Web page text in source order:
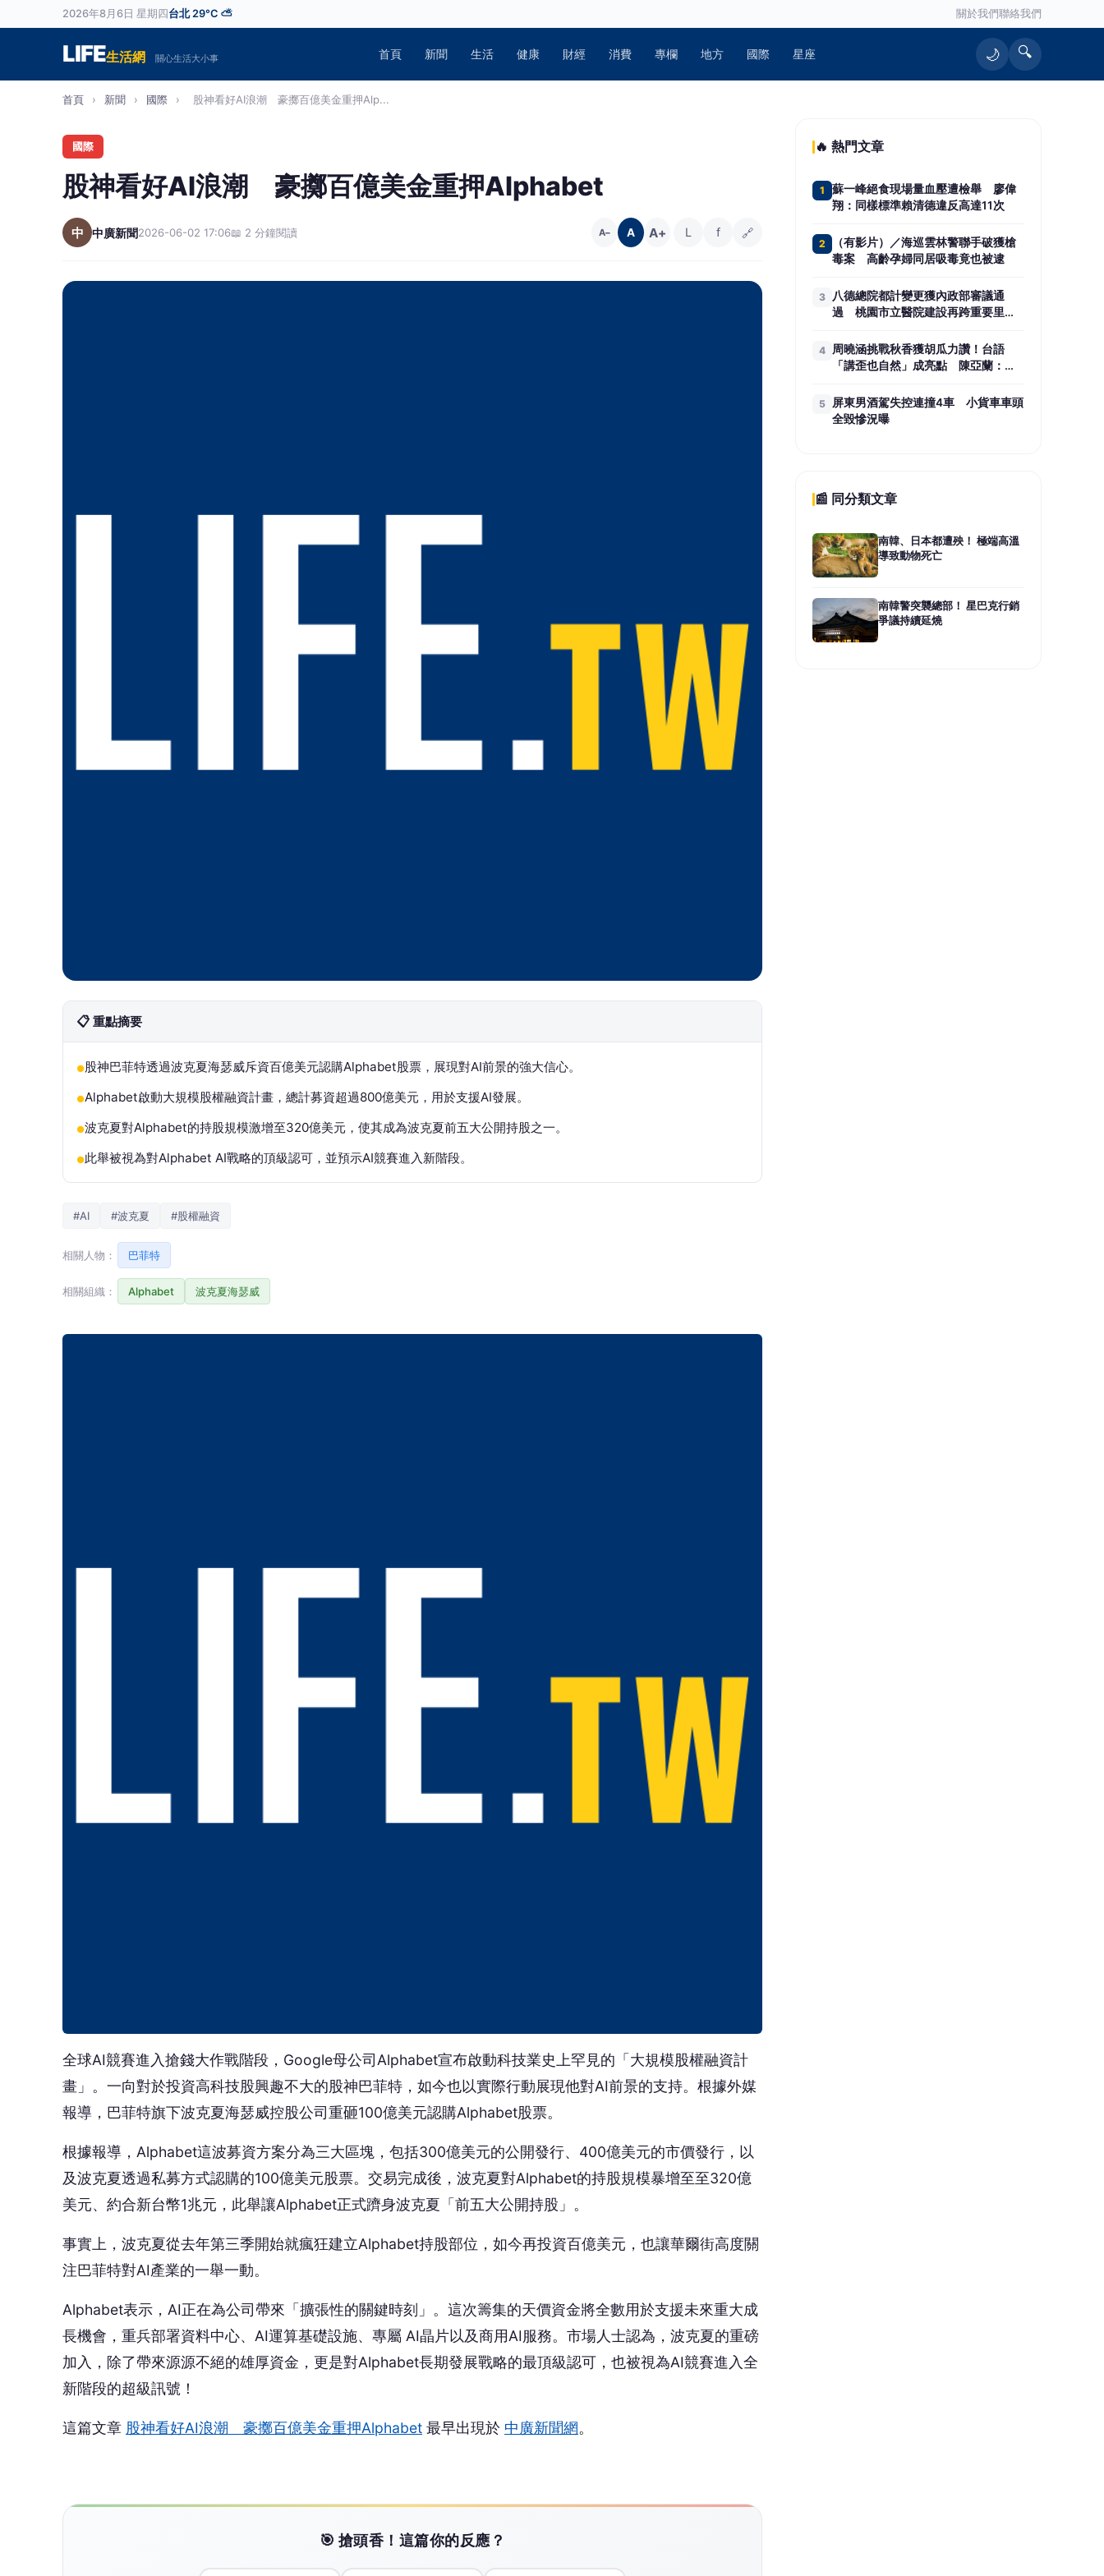
2026年8月6日 星期四 台北 29°C ⛅ 關於我們聯絡我們
LIFE生活網 關心生活大小事 首頁 新聞 生活 健康 財經 消費 專欄 地方 國際 星座 🌙 🔍
首頁 › 新聞 › 國際 › 股神看好AI浪潮 豪擲百億美金重押Alp...
國際
股神看好AI浪潮 豪擲百億美金重押Alphabet
中 中廣新聞2026-06-02 17:06📖 2 分鐘閱讀 A− A A+ L f 🔗
📋 重點摘要
●股神巴菲特透過波克夏海瑟威斥資百億美元認購Alphabet股票，展現對AI前景的強大信心。
●Alphabet啟動大規模股權融資計畫，總計募資超過800億美元，用於支援AI發展。
●波克夏對Alphabet的持股規模激增至320億美元，使其成為波克夏前五大公開持股之一。
●此舉被視為對Alphabet AI戰略的頂級認可，並預示AI競賽進入新階段。
#AI #波克夏 #股權融資
相關人物： 巴菲特
相關組織： Alphabet 波克夏海瑟威
全球AI競賽進入搶錢大作戰階段，Google母公司Alphabet宣布啟動科技業史上罕見的「大規模股權融資計
畫」。一向對於投資高科技股興趣不大的股神巴菲特，如今也以實際行動展現他對AI前景的支持。根據外媒
報導，巴菲特旗下波克夏海瑟威控股公司重砸100億美元認購Alphabet股票。
根據報導，Alphabet這波募資方案分為三大區塊，包括300億美元的公開發行、400億美元的市價發行，以
及波克夏透過私募方式認購的100億美元股票。交易完成後，波克夏對Alphabet的持股規模暴增至至320億
美元、約合新台幣1兆元，此舉讓Alphabet正式躋身波克夏「前五大公開持股」。
事實上，波克夏從去年第三季開始就瘋狂建立Alphabet持股部位，如今再投資百億美元，也讓華爾街高度關
注巴菲特對AI產業的一舉一動。
Alphabet表示，AI正在為公司帶來「擴張性的關鍵時刻」。這次籌集的天價資金將全數用於支援未來重大成
長機會，重兵部署資料中心、AI運算基礎設施、專屬 AI晶片以及商用AI服務。市場人士認為，波克夏的重磅
加入，除了帶來源源不絕的雄厚資金，更是對Alphabet長期發展戰略的最頂級認可，也被視為AI競賽進入全
新階段的超級訊號！
這篇文章 股神看好AI浪潮 豪擲百億美金重押Alphabet 最早出現於 中廣新聞網。
🎯 搶頭香！這篇你的反應？
🔥 熱門文章
1
蘇一峰絕食現場量血壓遭檢舉 廖偉
翔：同樣標準賴清德違反高達11次
2
（有影片）／海巡雲林警聯手破獲槍
毒案 高齡孕婦同居吸毒竟也被逮
3
八德總院都計變更獲內政部審議通
過 桃園市立醫院建設再跨重要里程
4 周曉涵挑戰秋香獲胡瓜力讚！台語
「講歪也自然」成亮點 陳亞蘭：她
5
屏東男酒駕失控連撞4車 小貨車車頭
全毀慘況曝
📰 同分類文章
南韓、日本都遭殃！ 極端高溫
導致動物死亡
南韓警突襲總部！ 星巴克行銷
爭議持續延燒